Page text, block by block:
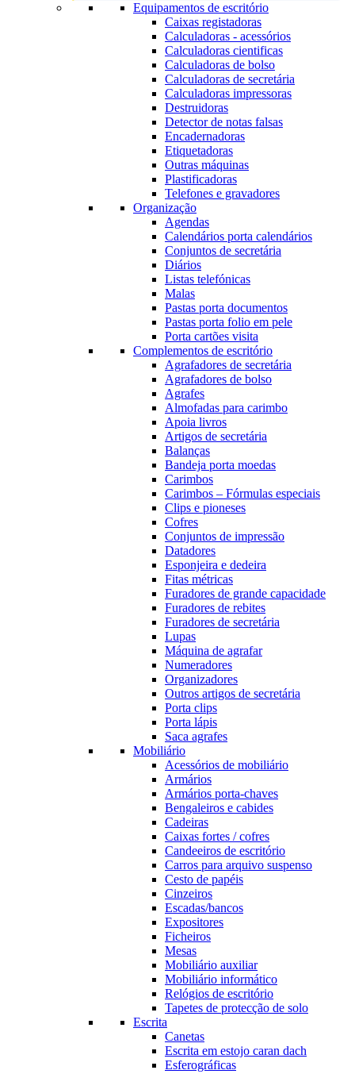
Equipamentos de escritório
Caixas registadoras
Calculadoras - acessórios
Calculadoras cientificas
Calculadoras de bolso
Calculadoras de secretária
Calculadoras impressoras
Destruidoras
Detector de notas falsas
Encadernadoras
Etiquetadoras
Outras máquinas
Plastificadoras
Telefones e gravadores
Organização
Agendas
Calendários porta calendários
Conjuntos de secretária
Diários
Listas telefónicas
Malas
Pastas porta documentos
Pastas porta folio em pele
Porta cartões visita
Complementos de escritório
Agrafadores de secretária
Agrafadores de bolso
Agrafes
Almofadas para carimbo
Apoia livros
Artigos de secretária
Balanças
Bandeja porta moedas
Carimbos
Carimbos – Fórmulas especiais
Clips e pioneses
Cofres
Conjuntos de impressão
Datadores
Esponjeira e dedeira
Fitas métricas
Furadores de grande capacidade
Furadores de rebites
Furadores de secretária
Lupas
Máquina de agrafar
Numeradores
Organizadores
Outros artigos de secretária
Porta clips
Porta lápis
Saca agrafes
Mobiliário
Acessórios de mobiliário
Armários
Armários porta-chaves
Bengaleiros e cabides
Cadeiras
Caixas fortes / cofres
Candeeiros de escritório
Carros para arquivo suspenso
Cesto de papéis
Cinzeiros
Escadas/bancos
Expositores
Ficheiros
Mesas
Mobiliário auxiliar
Mobiliário informático
Relógios de escritório
Tapetes de protecção de solo
Escrita
Canetas
Escrita em estojo caran dach
Esferográficas